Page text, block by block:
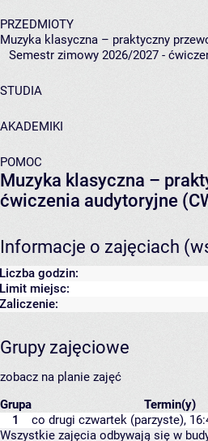
PRZEDMIOTY
Muzyka klasyczna – praktyczny
Semestr zimowy 2026/2027 -
STUDIA
AKADEMIKI
POMOC
Muzyka klasyczna –
ćwiczenia audytoryjne
Informacje o zajęciach
Liczba godzin:
Limit miejsc:
Zaliczenie:
Grupy zajęciowe
zobacz na planie zajęć
Grupa
Termin(y)
1
co drugi czwartek (parzyste),
Wszystkie zajęcia odbywają się w